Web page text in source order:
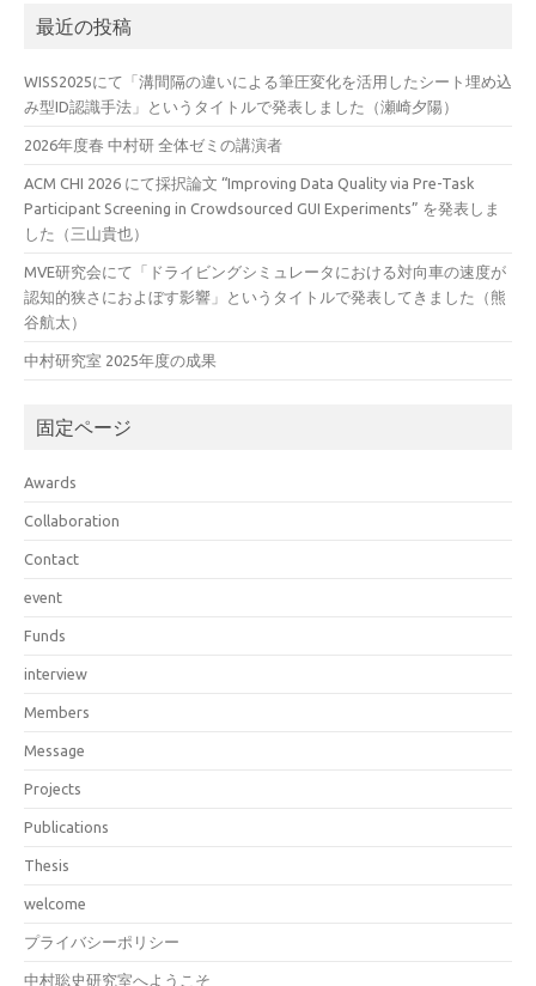
最近の投稿
WISS2025にて「溝間隔の違いによる筆圧変化を活用したシート埋め込
み型ID認識手法」というタイトルで発表しました（瀬崎夕陽）
2026年度春 中村研 全体ゼミの講演者
ACM CHI 2026 にて採択論文 “Improving Data Quality via Pre-Task
Participant Screening in Crowdsourced GUI Experiments” を発表しま
した（三山貴也）
MVE研究会にて「ドライビングシミュレータにおける対向車の速度が
認知的狭さにおよぼす影響」というタイトルで発表してきました（熊
谷航太）
中村研究室 2025年度の成果
固定ページ
Awards
Collaboration
Contact
event
Funds
interview
Members
Message
Projects
Publications
Thesis
welcome
プライバシーポリシー
中村聡史研究室へようこそ